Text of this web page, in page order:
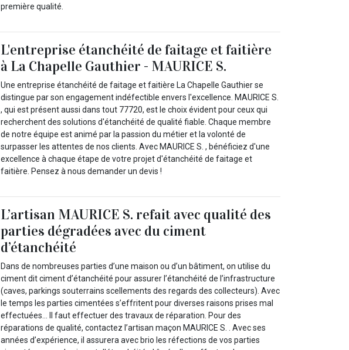
première qualité.
L'entreprise étanchéité de faitage et faitière
à La Chapelle Gauthier - MAURICE S.
Une entreprise étanchéité de faitage et faitière La Chapelle Gauthier se
distingue par son engagement indéfectible envers l'excellence. MAURICE S.
, qui est présent aussi dans tout 77720, est le choix évident pour ceux qui
recherchent des solutions d'étanchéité de qualité fiable. Chaque membre
de notre équipe est animé par la passion du métier et la volonté de
surpasser les attentes de nos clients. Avec MAURICE S. , bénéficiez d'une
excellence à chaque étape de votre projet d'étanchéité de faitage et
faitière. Pensez à nous demander un devis !
L’artisan MAURICE S. refait avec qualité des
parties dégradées avec du ciment
d’étanchéité
Dans de nombreuses parties d’une maison ou d’un bâtiment, on utilise du
ciment dit ciment d’étanchéité pour assurer l’étanchéité de l’infrastructure
(caves, parkings souterrains scellements des regards des collecteurs). Avec
le temps les parties cimentées s’effritent pour diverses raisons prises mal
effectuées… Il faut effectuer des travaux de réparation. Pour des
réparations de qualité, contactez l’artisan maçon MAURICE S. . Avec ses
années d’expérience, il assurera avec brio les réfections de vos parties